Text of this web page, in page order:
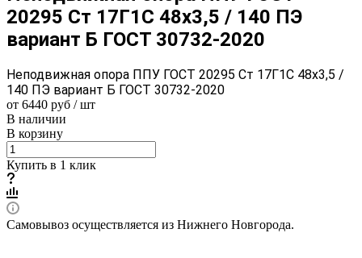
20295 Ст 17Г1С 48x3,5 / 140 ПЭ
вариант Б ГОСТ 30732-2020
Неподвижная опора ППУ ГОСТ 20295 Ст 17Г1С 48x3,5 /
140 ПЭ вариант Б ГОСТ 30732-2020
от 6440 руб / шт
В наличии
В корзину
Купить в 1 клик
Самовывоз осуществляется из Нижнего Новгорода.